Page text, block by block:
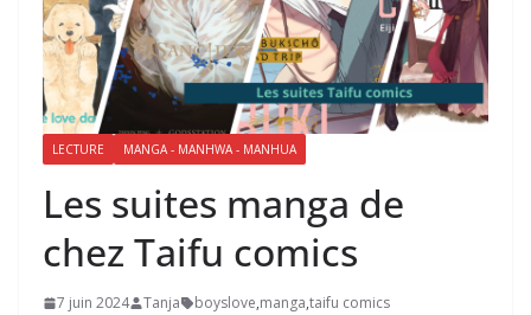
LECTURE MANGA - MANHWA - MANHUA
Les suites manga de
chez Taifu comics
7 juin 2024 Tanja boyslove,manga,taifu comics